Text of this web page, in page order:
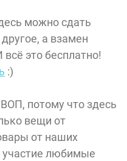
можно сдать
а взамен
всё это бесплатно!
:)
потому что здесь
вещи от
от наших
участие любимые